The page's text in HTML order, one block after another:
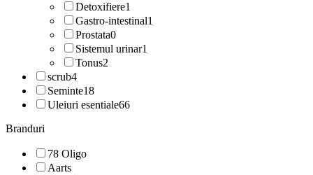
Detoxifiere1
Gastro-intestinal1
Prostata0
Sistemul urinar1
Tonus2
scrub4
Seminte18
Uleiuri esentiale66
Branduri
78 Oligo
Aarts